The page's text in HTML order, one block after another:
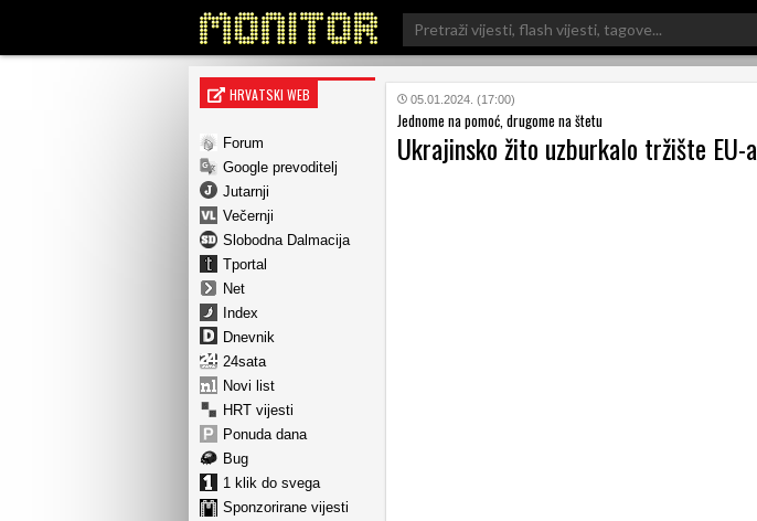
Search
for:
HRVATSKI WEB
Forum
Google prevoditelj
Jutarnji
Večernji
Slobodna Dalmacija
Tportal
Net
Index
Dnevnik
24sata
Novi list
HRT vijesti
Ponuda dana
Bug
1 klik do svega
Sponzorirane vijesti
05.01.2024. (17:00)
Jednome na pomoć, drugome na štetu
Ukrajinsko žito uzburkalo tržište EU-a